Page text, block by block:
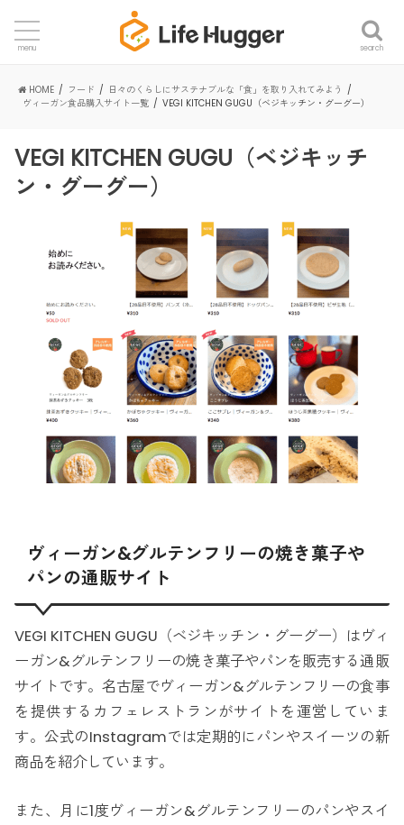
search
menu
HOME フード
日々のくらしにサステナブルな「食」を取り入れてみよう
ヴィーガン食品購入サイト一覧
VEGI KITCHEN GUGU（ベジキッチン・グーグー）
VEGI KITCHEN GUGU（ベジキッチ
ン・グーグー）
ヴィーガン&グルテンフリーの焼き菓子や
パンの通販サイト
VEGI KITCHEN GUGU（ベジキッチン・グーグー）はヴィ
ーガン&グルテンフリーの焼き菓子やパンを販売する通販
サイトです。名古屋でヴィーガン&グルテンフリーの食事
を提供するカフェレストランがサイトを運営していま
す。公式のInstagramでは定期的にパンやスイーツの新
商品を紹介しています。
また、月に1度ヴィーガン&グルテンフリーのパンやスイ